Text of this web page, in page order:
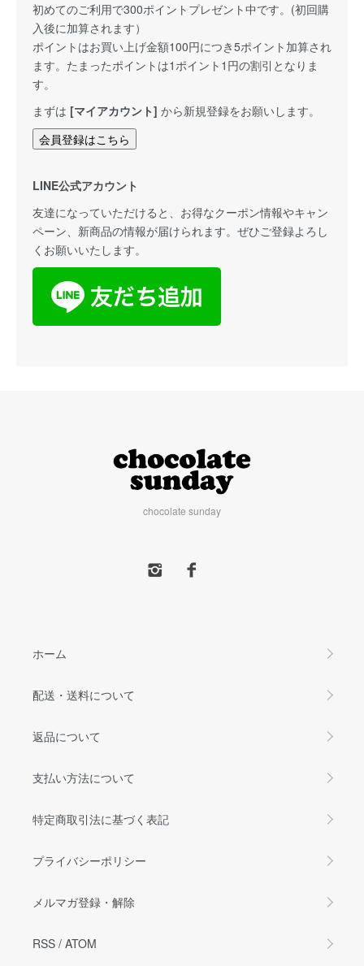
初めてのご利用で300ポイントプレゼント中です。(初回購
入後に加算されます）
ポイントはお買い上げ金額100円につき5ポイント加算され
ます。たまったポイントは1ポイント1円の割引となりま
す。
まずは [マイアカウント] から新規登録をお願いします。
会員登録はこちら
LINE公式アカウント
友達になっていただけると、お得なクーポン情報やキャン
ペーン、新商品の情報が届けられます。ぜひご登録よろし
くお願いいたします。
chocolate sunday
ホーム
配送・送料について
返品について
支払い方法について
特定商取引法に基づく表記
プライバシーポリシー
メルマガ登録・解除
RSS / ATOM